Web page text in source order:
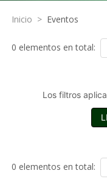
Inicio > Eventos
0 elementos en total:
Los filtros
0 elementos en total: